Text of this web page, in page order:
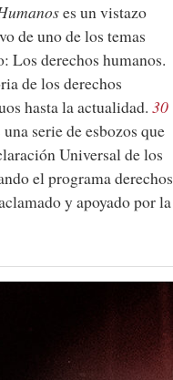
es un vistazo
de uno de los temas
Los derechos humanos.
de los derechos
hasta la actualidad. 30
una serie de esbozos que
Universal de los
el programa derechos
y apoyado por la